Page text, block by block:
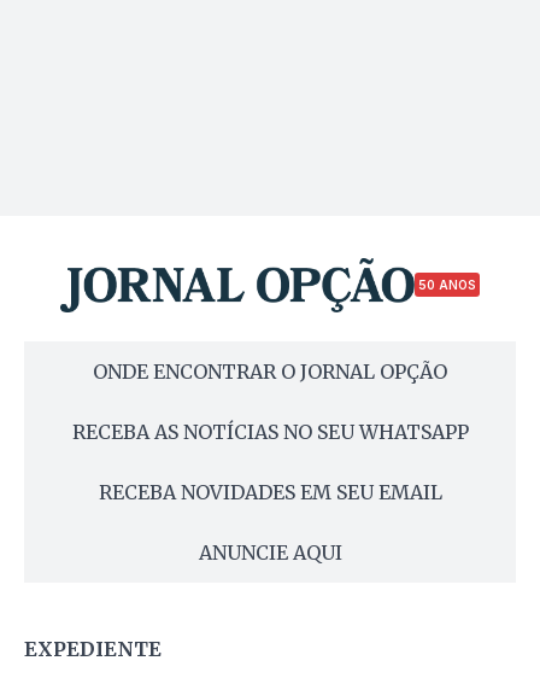
50 ANOS
ONDE ENCONTRAR O JORNAL OPÇÃO
RECEBA AS NOTÍCIAS NO SEU WHATSAPP
RECEBA NOVIDADES EM SEU EMAIL
ANUNCIE AQUI
EXPEDIENTE